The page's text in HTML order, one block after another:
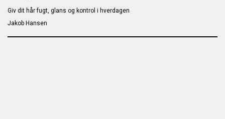
Giv dit hår fugt, glans og kontrol i hverdagen
Jakob Hansen